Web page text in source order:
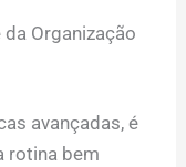
Organização
avançadas, é
rotina bem